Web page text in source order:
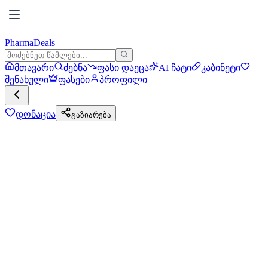
PharmaDeals
მთავარი ძებნა ფასი დაეცა AI ჩატი
კაბინეტი
შენახული
ფასები პროფილი
დონაცია გაზიარება